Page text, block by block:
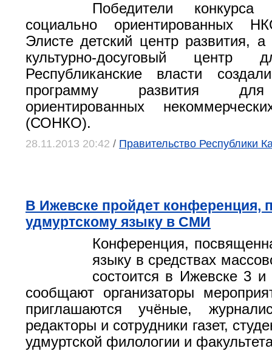
Победители
социально ориентированных
Элисте детский центр развития,
культурно-досуговый центр
Республиканские власти
программу развития
ориентированных
(СОНКО).
28.11.2013 20:42 / Правительство Республики
В Ижевске пройдет конференция,
удмуртскому языку в СМИ
Конференция,
языку в средствах
состоится в Ижевске 3
сообщают организаторы
приглашаются учёные,
редакторы и сотрудники газет,
удмуртской филологии и